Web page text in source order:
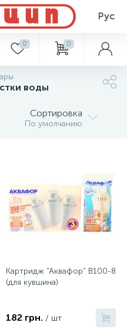
Рус
0 0
воды
Сортировка
По умолчанию
Картридж "Аквафор" В100-8
(для кувшина)
182 грн. / шт